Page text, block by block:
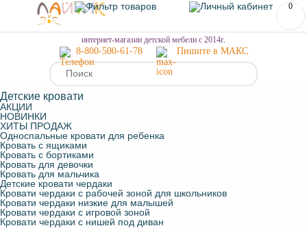
МЕНЮ
0
интернет-магазин детской мебели с 2014г.
8-800-500-61-78 Пишите в МАКС
Детские кровати
АКЦИИ
НОВИНКИ
ХИТЫ ПРОДАЖ
Односпальные кровати для ребенка
Кровать с ящиками
Кровать с бортиками
Кровать для девочки
Кровать для мальчика
Детские кровати чердаки
Кровати чердаки с рабочей зоной для школьников
Кровати чердаки низкие для малышей
Кровати чердаки с игровой зоной
Кровати чердаки с нишей под диван